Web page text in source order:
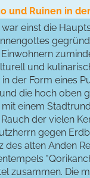
und Ruinen in
einst die
und
der Form eines
die hoch oben
einem
der vielen
gegen
des alten Anden
zusammen. Die